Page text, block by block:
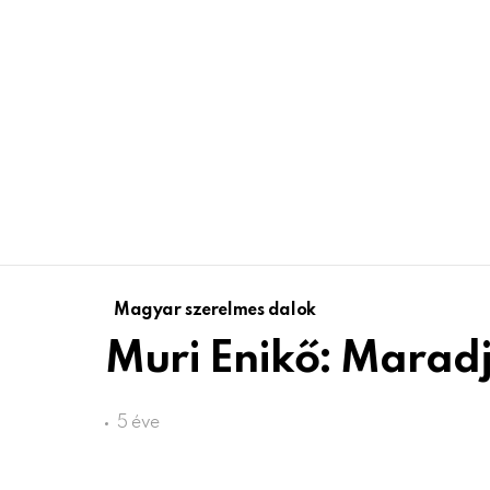
Magyar szerelmes dalok
Muri Enikő:
5 éve